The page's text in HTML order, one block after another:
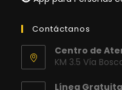
Contáctanos
Centro de
KM 3.5 Vía
Línea